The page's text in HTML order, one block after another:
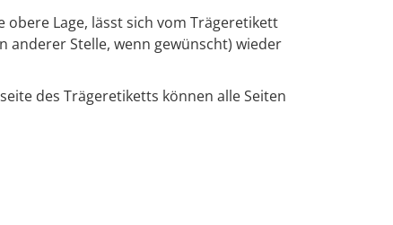
obere Lage, lässt sich vom Trägeretikett
anderer Stelle, wenn gewünscht) wieder
des Trägeretiketts können alle Seiten